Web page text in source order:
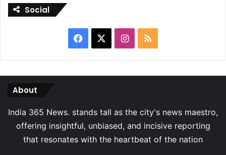
Social
Facebook Instagram
RSS
About